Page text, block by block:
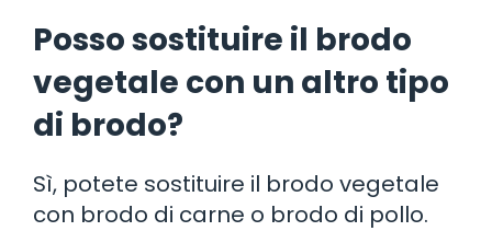
Posso sostituire il brodo
vegetale con un altro tipo
di brodo?
Sì, potete sostituire il brodo vegetale
con brodo di carne o brodo di pollo.